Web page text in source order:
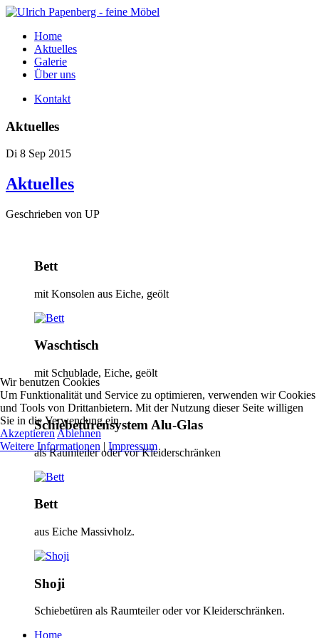
Home
Aktuelles
Galerie
Über uns
Kontakt
Aktuelles
Di 8 Sep 2015
Aktuelles
Geschrieben von UP
Bett
mit Konsolen aus Eiche, geölt
Waschtisch
mit Schublade, Eiche, geölt
Schiebetürensystem Alu-Glas
als Raumteiler oder vor Kleiderschränken
Bett
aus Eiche Massivholz.
Shoji
Schiebetüren als Raumteiler oder vor Kleiderschränken.
Home
Wir benutzen Cookies
Um Funktionalität und Service zu optimieren, verwenden wir Cookies
und Tools von Drittanbietern. Mit der Nutzung dieser Seite willigen
Sie in die Verwendung ein.
AkzeptierenAblehnen
Weitere Informationen | Impressum